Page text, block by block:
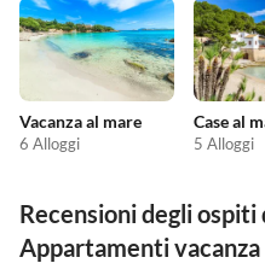
Vacanza al mare
6 Alloggi
Case al
5 Alloggi
Recensioni degli
Appartamenti